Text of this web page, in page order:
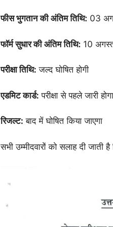
फीस भुगतान की अंतिम तिथि: 03
फॉर्म सुधार की अंतिम तिथि: 10
परीक्षा तिथि: जल्द घोषित होगी
एडमिट कार्ड: परीक्षा से पहले जारी होगा
रिजल्ट: बाद में घोषित किया जाएगा
सभी उम्मीदवारों को सलाह दी